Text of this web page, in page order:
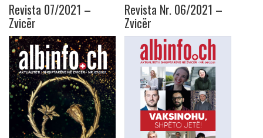
Revista 07/2021 –
Zvicër
Revista Nr. 06/2021 –
Zvicër